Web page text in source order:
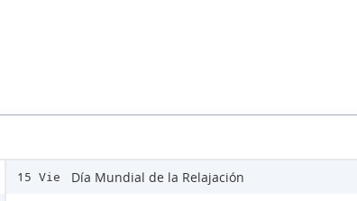
15 Vie Día Mundial de la Relajación